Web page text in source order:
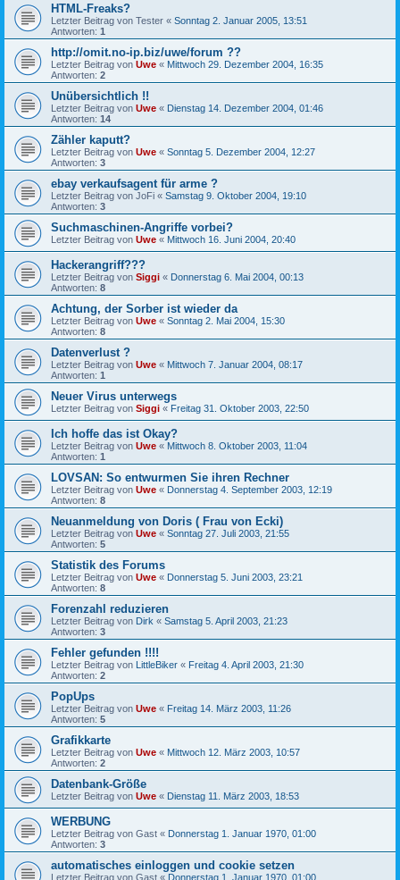
HTML-Freaks?
Letzter Beitrag von Tester « Sonntag 2. Januar 2005, 13:51
Antworten: 1
http://omit.no-ip.biz/uwe/forum ??
Letzter Beitrag von Uwe « Mittwoch 29. Dezember 2004, 16:35
Antworten: 2
Unübersichtlich !!
Letzter Beitrag von Uwe « Dienstag 14. Dezember 2004, 01:46
Antworten: 14
Zähler kaputt?
Letzter Beitrag von Uwe « Sonntag 5. Dezember 2004, 12:27
Antworten: 3
ebay verkaufsagent für arme ?
Letzter Beitrag von JoFi « Samstag 9. Oktober 2004, 19:10
Antworten: 3
Suchmaschinen-Angriffe vorbei?
Letzter Beitrag von Uwe « Mittwoch 16. Juni 2004, 20:40
Hackerangriff???
Letzter Beitrag von Siggi « Donnerstag 6. Mai 2004, 00:13
Antworten: 8
Achtung, der Sorber ist wieder da
Letzter Beitrag von Uwe « Sonntag 2. Mai 2004, 15:30
Antworten: 8
Datenverlust ?
Letzter Beitrag von Uwe « Mittwoch 7. Januar 2004, 08:17
Antworten: 1
Neuer Virus unterwegs
Letzter Beitrag von Siggi « Freitag 31. Oktober 2003, 22:50
Ich hoffe das ist Okay?
Letzter Beitrag von Uwe « Mittwoch 8. Oktober 2003, 11:04
Antworten: 1
LOVSAN: So entwurmen Sie ihren Rechner
Letzter Beitrag von Uwe « Donnerstag 4. September 2003, 12:19
Antworten: 8
Neuanmeldung von Doris ( Frau von Ecki)
Letzter Beitrag von Uwe « Sonntag 27. Juli 2003, 21:55
Antworten: 5
Statistik des Forums
Letzter Beitrag von Uwe « Donnerstag 5. Juni 2003, 23:21
Antworten: 8
Forenzahl reduzieren
Letzter Beitrag von Dirk « Samstag 5. April 2003, 21:23
Antworten: 3
Fehler gefunden !!!!
Letzter Beitrag von LittleBiker « Freitag 4. April 2003, 21:30
Antworten: 2
PopUps
Letzter Beitrag von Uwe « Freitag 14. März 2003, 11:26
Antworten: 5
Grafikkarte
Letzter Beitrag von Uwe « Mittwoch 12. März 2003, 10:57
Antworten: 2
Datenbank-Größe
Letzter Beitrag von Uwe « Dienstag 11. März 2003, 18:53
WERBUNG
Letzter Beitrag von Gast « Donnerstag 1. Januar 1970, 01:00
Antworten: 3
automatisches einloggen und cookie setzen
Letzter Beitrag von Gast « Donnerstag 1. Januar 1970, 01:00